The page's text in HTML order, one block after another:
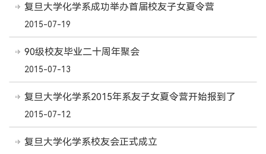
复旦大学化学系成功举办首届校友子女夏令营
2015-07-19
90级校友毕业二十周年聚会
2015-07-13
复旦大学化学系2015年系友子女夏令营开始报到了
2015-07-12
复旦大学化学系校友会正式成立